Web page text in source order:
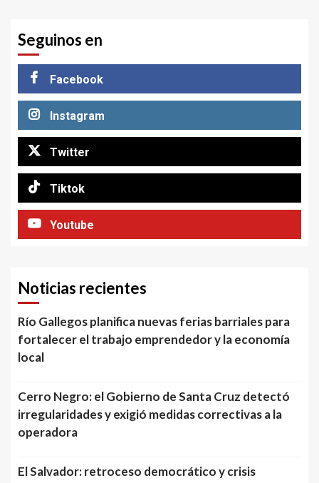
Seguinos en
Facebook
Instagram
Twitter
Tiktok
Youtube
Noticias recientes
Río Gallegos planifica nuevas ferias barriales para
fortalecer el trabajo emprendedor y la economía
local
Cerro Negro: el Gobierno de Santa Cruz detectó
irregularidades y exigió medidas correctivas a la
operadora
El Salvador: retroceso democrático y crisis